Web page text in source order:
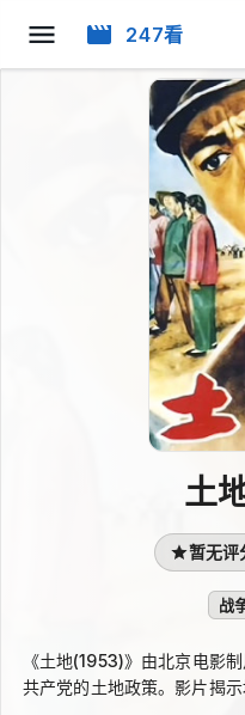
247看
土
暂无评
战
《土地(1953)》由北京电影
共产党的土地政策。影片揭